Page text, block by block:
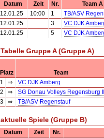
Datum Zeit Nr.
Team A
12.01.25
10:00 1
TB/ASV
12.01.25
3
VC DJK
12.01.25
5 VC DJK
Tabelle Gruppe A (Gruppe A)
Platz
Team
1
⇒
VC DJK Amberg
2
⇒
SG Donau Volleys Regensburg II
3
⇒ TB/ASV Regenstauf
aktuelle Spiele (Gruppe B)
Datum Zeit
Nr.